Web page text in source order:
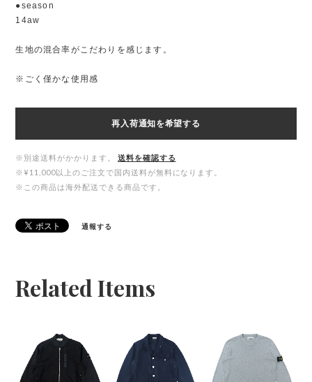
●season
14aw
生地の混合率がこだわりを感じます。
※ごく僅かな使用感
再入荷通知を希望する
※別途送料がかかります。
送料を確認する
※¥11,000以上のご注文で国内送料が無料になります。
※この商品は海外配送できる商品です。
通報する
Related Items